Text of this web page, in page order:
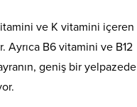
ve K vitamini içeren
Ayrıca B6 vitamini ve B12
geniş bir yelpazede